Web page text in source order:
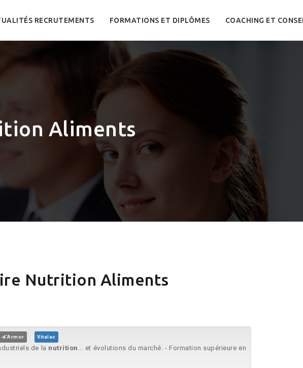
RECRUTEMENTS FORMATIONS ET DIPLÔMES COACHING ET
Aliments
Nutrition Aliments
d'Armor Vitalac
de la nutrition ... et évolutions du marché. - Formation supérieure en